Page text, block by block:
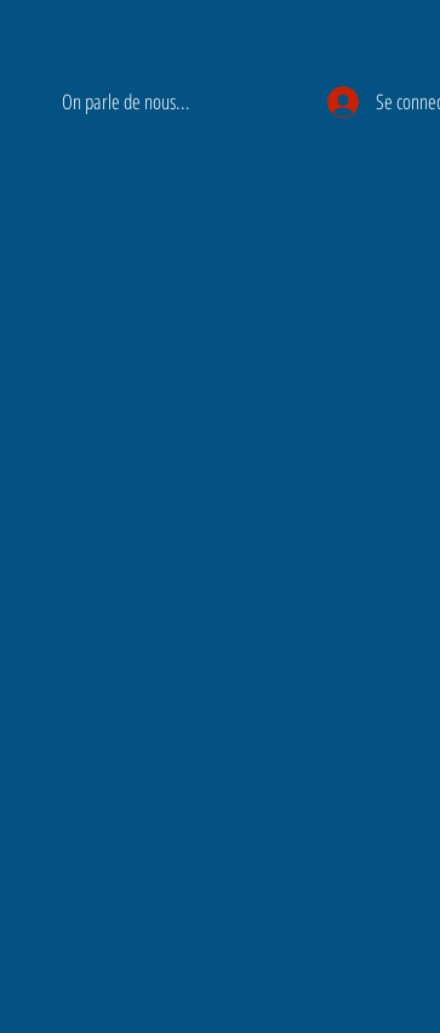
On parle de nous... Se